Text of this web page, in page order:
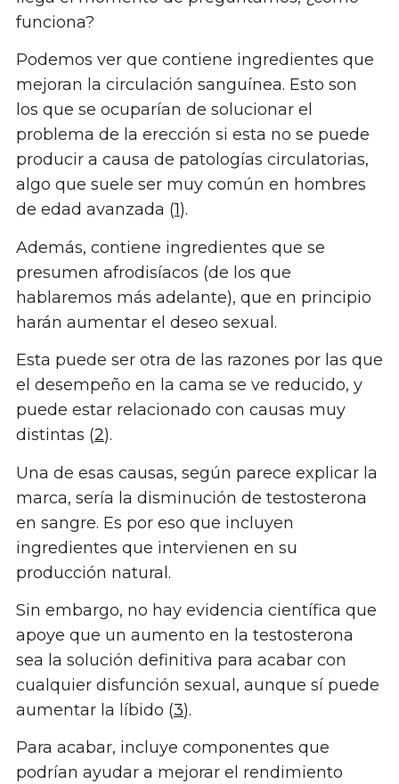
funciona?
Podemos ver que contiene ingredientes que
mejoran la circulación sanguínea. Esto son
los que se ocuparían de solucionar el
problema de la erección si esta no se puede
producir a causa de patologías circulatorias,
algo que suele ser muy común en hombres
de edad avanzada (1).
Además, contiene ingredientes que se
presumen afrodisíacos (de los que
hablaremos más adelante), que en principio
harán aumentar el deseo sexual.
Esta puede ser otra de las razones por las que
el desempeño en la cama se ve reducido, y
puede estar relacionado con causas muy
distintas (2).
Una de esas causas, según parece explicar la
marca, sería la disminución de testosterona
en sangre. Es por eso que incluyen
ingredientes que intervienen en su
producción natural.
Sin embargo, no hay evidencia científica que
apoye que un aumento en la testosterona
sea la solución definitiva para acabar con
cualquier disfunción sexual, aunque sí puede
aumentar la líbido (3).
Para acabar, incluye componentes que
podrían ayudar a mejorar el rendimiento